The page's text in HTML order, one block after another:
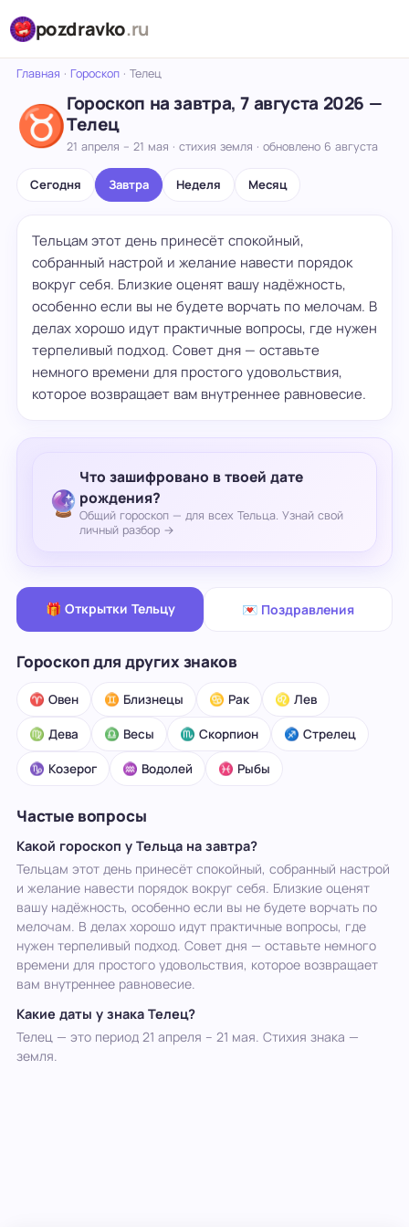
pozdravko.ru
Главная · Гороскоп · Телец
♉Гороскоп на завтра, 7 августа 2026 —
Телец
21 апреля – 21 мая · стихия земля · обновлено 6 августа
Сегодня Завтра Неделя Месяц
Тельцам этот день принесёт спокойный,
собранный настрой и желание навести порядок
вокруг себя. Близкие оценят вашу надёжность,
особенно если вы не будете ворчать по мелочам. В
делах хорошо идут практичные вопросы, где нужен
терпеливый подход. Совет дня — оставьте
немного времени для простого удовольствия,
которое возвращает вам внутреннее равновесие.
🔮
Что зашифровано в твоей дате
рождения?
Общий гороскоп — для всех Тельца. Узнай свой
личный разбор →
🎁 Открытки Тельцу 💌 Поздравления
Гороскоп для других знаков
♈ Овен ♊ Близнецы ♋ Рак ♌ Лев
♍ Дева ♎ Весы ♏ Скорпион ♐ Стрелец
♑ Козерог ♒ Водолей ♓ Рыбы
Частые вопросы
Какой гороскоп у Тельца на завтра?
Тельцам этот день принесёт спокойный, собранный настрой
и желание навести порядок вокруг себя. Близкие оценят
вашу надёжность, особенно если вы не будете ворчать по
мелочам. В делах хорошо идут практичные вопросы, где
нужен терпеливый подход. Совет дня — оставьте немного
времени для простого удовольствия, которое возвращает
вам внутреннее равновесие.
Какие даты у знака Телец?
Телец — это период 21 апреля – 21 мая. Стихия знака —
земля.